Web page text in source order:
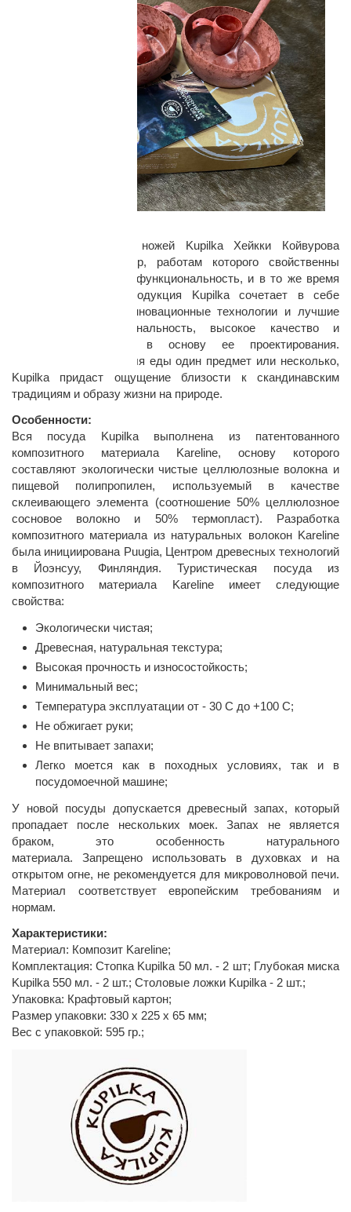
Дизайнер посуды и ножей Kupilka Хейкки Койвурова
известен как инженер, работам которого свойственны
практичный подход и функциональность, и в то же время
изящность форм. Продукция Kupilka сочетает в себе
финские традиции, инновационные технологии и лучшие
материалы. Функциональность, высокое качество и
эстетичность легли в основу ее проектирования.
Используете ли вы для еды один предмет или несколько,
Kupilka придаст ощущение близости к скандинавским
традициям и образу жизни на природе.
Особенности:
Вся посуда Kupilka выполнена из патентованного
композитного материала Kareline, основу которого
составляют экологически чистые целлюлозные волокна и
пищевой полипропилен, используемый в качестве
склеивающего элемента (соотношение 50% целлюлозное
сосновое волокно и 50% термопласт). Разработка
композитного материала из натуральных волокон Kareline
была инициирована Puugia, Центром древесных технологий
в Йоэнсуу, Финляндия. Туристическая посуда из
композитного материала Kareline имеет следующие
свойства:
Экологически чистая;
Древесная, натуральная текстура;
Высокая прочность и износостойкость;
Минимальный вес;
Tемпература эксплуатации от - 30 C до +100 C;
Не обжигает руки;
Не впитывает запахи;
Легко моется как в походных условиях, так и в
посудомоечной машине;
У новой посуды допускается древесный запах, который
пропадает после нескольких моек. Запах не является
браком, это особенность натурального
материала. Запрещено использовать в духовках и на
открытом огне, не рекомендуется для микроволновой печи.
Материал соответствует европейским требованиям и
нормам.
Характеристики:
Материал: Композит Kareline;
Комплектация: Стопка Kupilka 50 мл. - 2 шт; Глубокая миска
Kupilka 550 мл. - 2 шт.; Столовые ложки Kupilka - 2 шт.;
Упаковка: Крафтовый картон;
Размер упаковки: 330 х 225 х 65 мм;
Вес с упаковкой: 595 гр.;